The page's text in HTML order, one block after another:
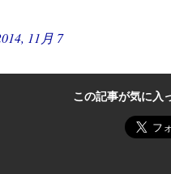
11月 7
この記事が気に入